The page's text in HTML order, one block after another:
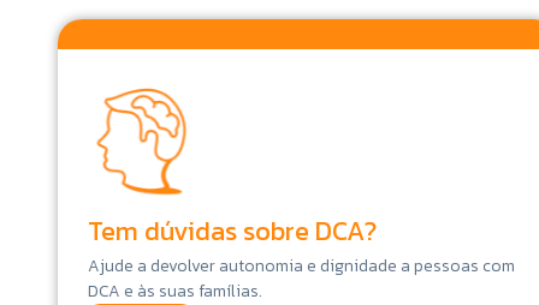
Tem dúvidas sobre DCA?
Ajude a devolver autonomia e dignidade a pessoas com
DCA e às suas famílias.